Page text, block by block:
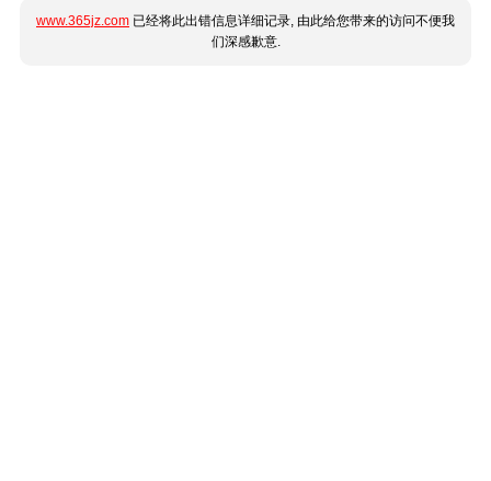
www.365jz.com 已经将此出错信息详细记录, 由此给您带来的访问不便我
们深感歉意.